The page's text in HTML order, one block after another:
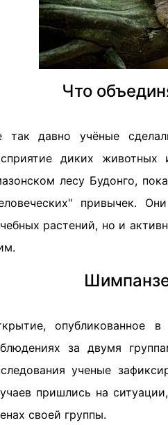
Что
так давно учёные
диких
лесу Будонго,
привычек.
растений, но и
опубликованное
за двумя
ученые
пришлись на
своей группы.